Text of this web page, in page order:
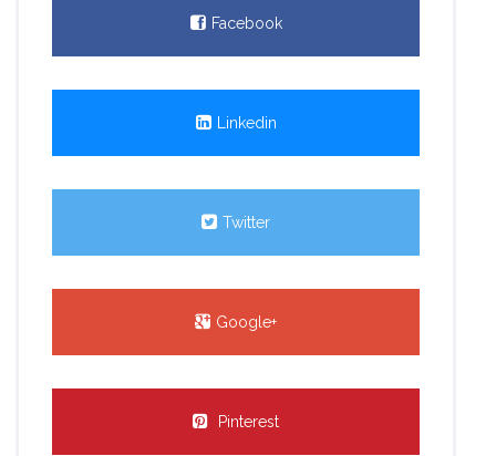
Facebook
Linkedin
Twitter
Google+
Pinterest